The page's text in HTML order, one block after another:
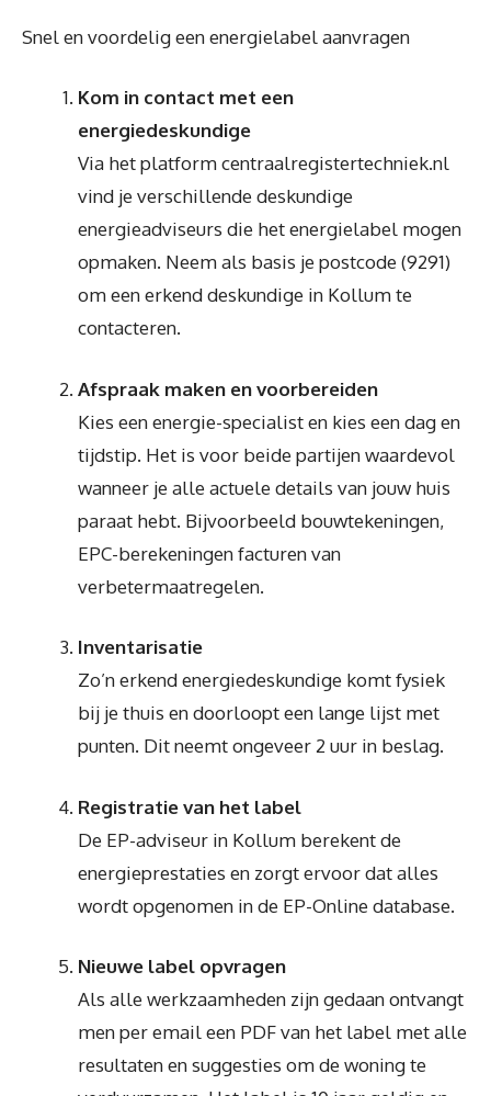
Snel en voordelig een energielabel aanvragen
Kom in contact met een
energiedeskundige
Via het platform centraalregistertechniek.nl
vind je verschillende deskundige
energieadviseurs die het energielabel mogen
opmaken. Neem als basis je postcode (9291)
om een erkend deskundige in Kollum te
contacteren.
Afspraak maken en voorbereiden
Kies een energie-specialist en kies een dag en
tijdstip. Het is voor beide partijen waardevol
wanneer je alle actuele details van jouw huis
paraat hebt. Bijvoorbeeld bouwtekeningen,
EPC-berekeningen facturen van
verbetermaatregelen.
Inventarisatie
Zo’n erkend energiedeskundige komt fysiek
bij je thuis en doorloopt een lange lijst met
punten. Dit neemt ongeveer 2 uur in beslag.
Registratie van het label
De EP-adviseur in Kollum berekent de
energieprestaties en zorgt ervoor dat alles
wordt opgenomen in de EP-Online database.
Nieuwe label opvragen
Als alle werkzaamheden zijn gedaan ontvangt
men per email een PDF van het label met alle
resultaten en suggesties om de woning te